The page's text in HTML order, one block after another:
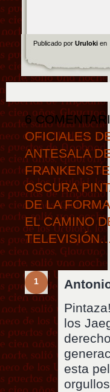
Publicado por Uruloki en
6
OFICIALES
ANTESALA
OSCURA
DE LA
EL CAMINO
1
los
esta